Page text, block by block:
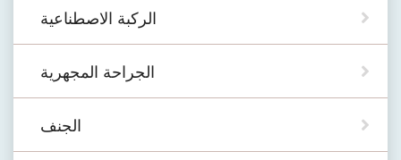
الركبة الاصطناعية
الجراحة المجهرية
الجنف